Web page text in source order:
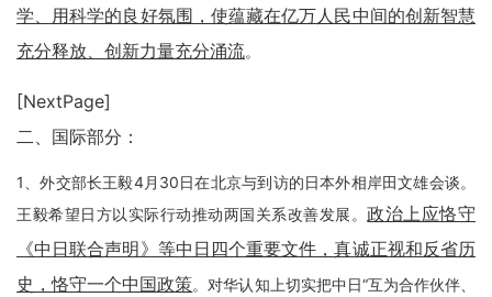
学、用科学的良好氛围，使蕴藏在亿万人民中间的创新智慧
充分释放、创新力量充分涌流。
[NextPage]
二、国际部分：
1、外交部长王毅4月30日在北京与到访的日本外相岸田文雄会谈。
王毅希望日方以实际行动推动两国关系改善发展。政治上应恪守
《中日联合声明》等中日四个重要文件，真诚正视和反省历
史，恪守一个中国政策。对华认知上切实把中日“互为合作伙伴、